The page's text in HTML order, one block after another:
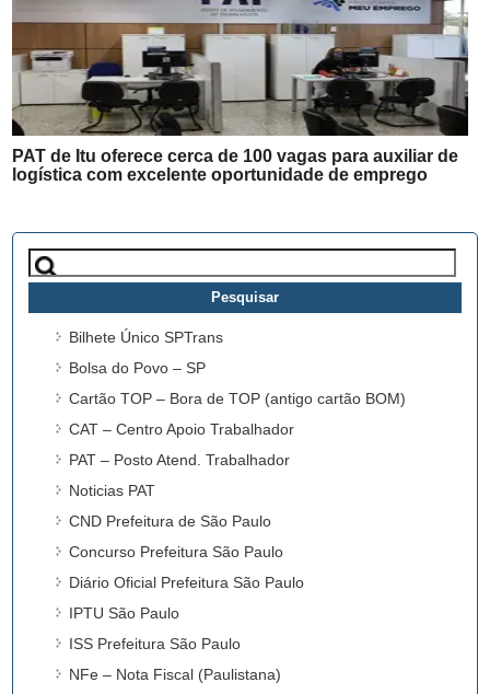
PAT de Itu oferece cerca de 100 vagas para auxiliar de
logística com excelente oportunidade de emprego
Pesquisar
por:
Bilhete Único SPTrans
Bolsa do Povo – SP
Cartão TOP – Bora de TOP (antigo cartão BOM)
CAT – Centro Apoio Trabalhador
PAT – Posto Atend. Trabalhador
Noticias PAT
CND Prefeitura de São Paulo
Concurso Prefeitura São Paulo
Diário Oficial Prefeitura São Paulo
IPTU São Paulo
ISS Prefeitura São Paulo
NFe – Nota Fiscal (Paulistana)